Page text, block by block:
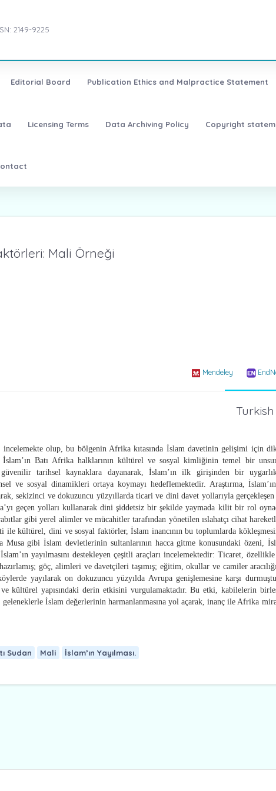
2149-9225
Editorial Board Publication Ethics and Malpractice Statement
Licensing Terms Data Archiving Policy Copyright
Mali Örneği
Mendeley
Turkish
incelemekte olup, bu bölgenin Afrika kıtasında İslam davetinin gelişimi için
İslam’ın Batı Afrika halklarının kültürel ve sosyal kimliğinin temel bir
güvenilir tarihsel kaynaklara dayanarak, İslam’ın ilk girişinden bir
ve sosyal dinamikleri ortaya koymayı hedeflemektedir. Araştırma,
sekizinci ve dokuzuncu yüzyıllarda ticari ve dini davet yollarıyla gerçekleşen
geçen yolları kullanarak dini şiddetsiz bir şekilde yaymada kilit bir rol
gibi yerel alimler ve mücahitler tarafından yönetilen ıslahatçı cihat
ile kültürel, dini ve sosyal faktörler, İslam inancının bu toplumlarda
gibi İslam devletlerinin sultanlarının hacca gitme konusundaki özeni,
yayılmasını destekleyen çeşitli araçları incelemektedir: Ticaret,
göç, alimleri ve davetçileri taşımış; eğitim, okullar ve camiler
yayılarak on dokuzuncu yüzyılda Avrupa genişlemesine karşı
ve kültürel yapısındaki derin etkisini vurgulamaktadır. Bu etki, kabilelerin
İslam değerlerinin harmanlanmasına yol açarak, inanç ile Afrika
Sudan Mali İslam’ın Yayılması.